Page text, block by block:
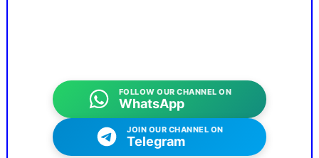
FOLLOW OUR CHANNEL ON
WhatsApp
JOIN OUR CHANNEL ON
Telegram